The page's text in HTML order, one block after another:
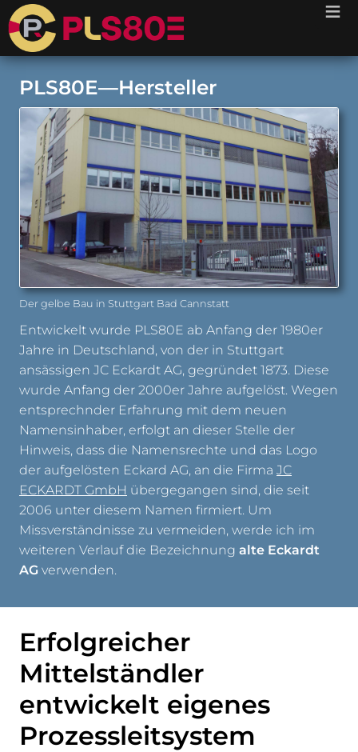
PLS80E—Hersteller
Der gelbe Bau in Stuttgart Bad Cannstatt
Entwickelt wurde PLS80E ab Anfang der 1980er
Jahre in Deutschland, von der in Stuttgart
ansässigen JC Eckardt AG, gegründet 1873. Diese
wurde Anfang der 2000er Jahre aufgelöst. Wegen
entsprechnder Erfahrung mit dem neuen
Namensinhaber, erfolgt an dieser Stelle der
Hinweis, dass die Namensrechte und das Logo
der aufgelösten Eckard AG, an die Firma JC
ECKARDT GmbH übergegangen sind, die seit
2006 unter diesem Namen firmiert. Um
Missverständnisse zu vermeiden, werde ich im
weiteren Verlauf die Bezeichnung alte Eckardt
AG verwenden.
Erfolgreicher
Mittelständler
entwickelt eigenes
Prozessleitsystem
≡